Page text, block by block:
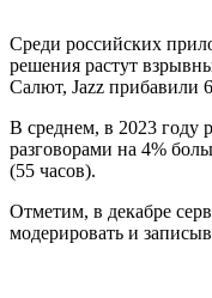
Среди российских
решения растут
Салют, Jazz прибавили
В среднем, в 2023 году
разговорами на 4%
(55 часов).
Отметим, в декабре
модерировать и